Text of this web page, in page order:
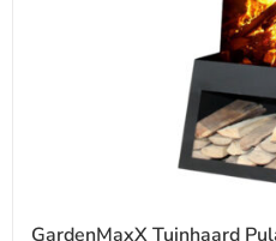
GardenMaxX Tuinhaard